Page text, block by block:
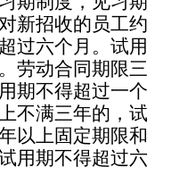
新招收的员工约
过六个月。试用
劳动合同期限三
期不得超过一个
不满三年的，试
以上固定期限和
用期不得超过六